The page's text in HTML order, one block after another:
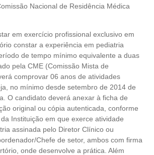
Nacional de Residência Médica
em exercício profissional exclusivo em
constar a experiência em pediatria
de tempo mínimo equivalente a duas
pela CME (Comissão Mista de
comprovar 06 anos de atividades
no mínimo desde setembro de 2014 de
O candidato deverá anexar à ficha de
original ou cópia autenticada, conforme
Instituição em que exerce atividade
assinada pelo Diretor Clínico ou
Chefe de setor, ambos com firma
onde desenvolve a prática. Além